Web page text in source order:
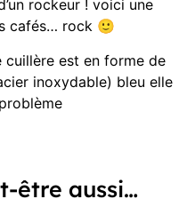
rockeur ! voici une
cafés… rock 🙂
est en forme de
inoxydable) bleu elle
être aussi…